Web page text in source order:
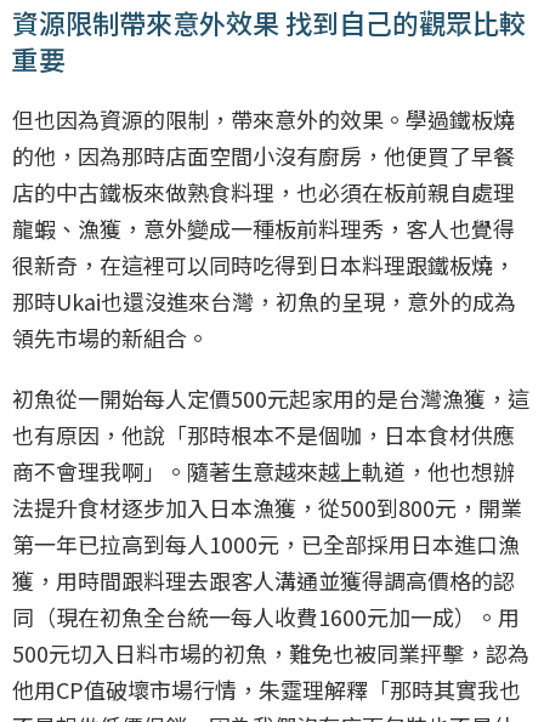
資源限制帶來意外效果 找到自己的觀眾比較
重要
但也因為資源的限制，帶來意外的效果。學過鐵板燒
的他，因為那時店面空間小沒有廚房，他便買了早餐
店的中古鐵板來做熟食料理，也必須在板前親自處理
龍蝦、漁獲，意外變成一種板前料理秀，客人也覺得
很新奇，在這裡可以同時吃得到日本料理跟鐵板燒，
那時Ukai也還沒進來台灣，初魚的呈現，意外的成為
領先市場的新組合。
初魚從一開始每人定價500元起家用的是台灣漁獲，這
也有原因，他說「那時根本不是個咖，日本食材供應
商不會理我啊」。隨著生意越來越上軌道，他也想辦
法提升食材逐步加入日本漁獲，從500到800元，開業
第一年已拉高到每人1000元，已全部採用日本進口漁
獲，用時間跟料理去跟客人溝通並獲得調高價格的認
同（現在初魚全台統一每人收費1600元加一成）。用
500元切入日料市場的初魚，難免也被同業抨擊，認為
他用CP值破壞市場行情，朱𩃀理解釋「那時其實我也